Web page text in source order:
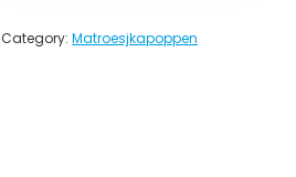
Category: Matroesjkapoppen